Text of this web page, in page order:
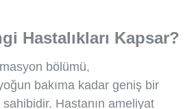
Hastalıkları Kapsar?
bölümü,
bakıma kadar geniş bir
Hastanın ameliyat